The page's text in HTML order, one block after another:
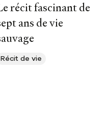
récit fascinant de
ans de vie
Récit de vie